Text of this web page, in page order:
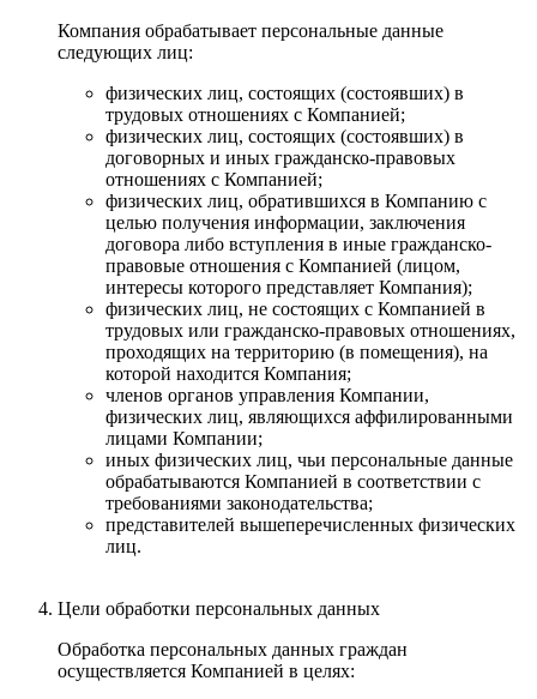
Компания обрабатывает персональные данные
следующих лиц:
физических лиц, состоящих (состоявших) в
трудовых отношениях с Компанией;
физических лиц, состоящих (состоявших) в
договорных и иных гражданско-правовых
отношениях с Компанией;
физических лиц, обратившихся в Компанию с
целью получения информации, заключения
договора либо вступления в иные гражданско-
правовые отношения с Компанией (лицом,
интересы которого представляет Компания);
физических лиц, не состоящих с Компанией в
трудовых или гражданско-правовых отношениях,
проходящих на территорию (в помещения), на
которой находится Компания;
членов органов управления Компании,
физических лиц, являющихся аффилированными
лицами Компании;
иных физических лиц, чьи персональные данные
обрабатываются Компанией в соответствии с
требованиями законодательства;
представителей вышеперечисленных физических
лиц.
Цели обработки персональных данных
Обработка персональных данных граждан
осуществляется Компанией в целях: